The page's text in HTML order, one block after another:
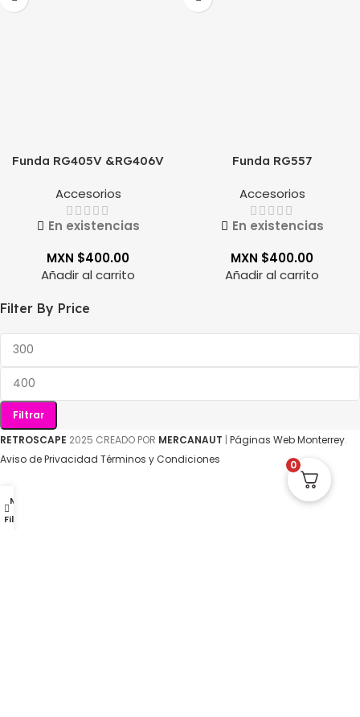
Filter By Price
Filtrar
Funda RG405V &RG406V
Accesorios
En existencias
MXN $400.00
Añadir al carrito
Funda RG557
Accesorios
En existencias
MXN $400.00
Añadir al carrito
RETROSCAPE 2025 CREADO POR MERCANAUT | Páginas Web Monterrey.
Aviso de Privacidad Términos y Condiciones
Filters
Menu
0